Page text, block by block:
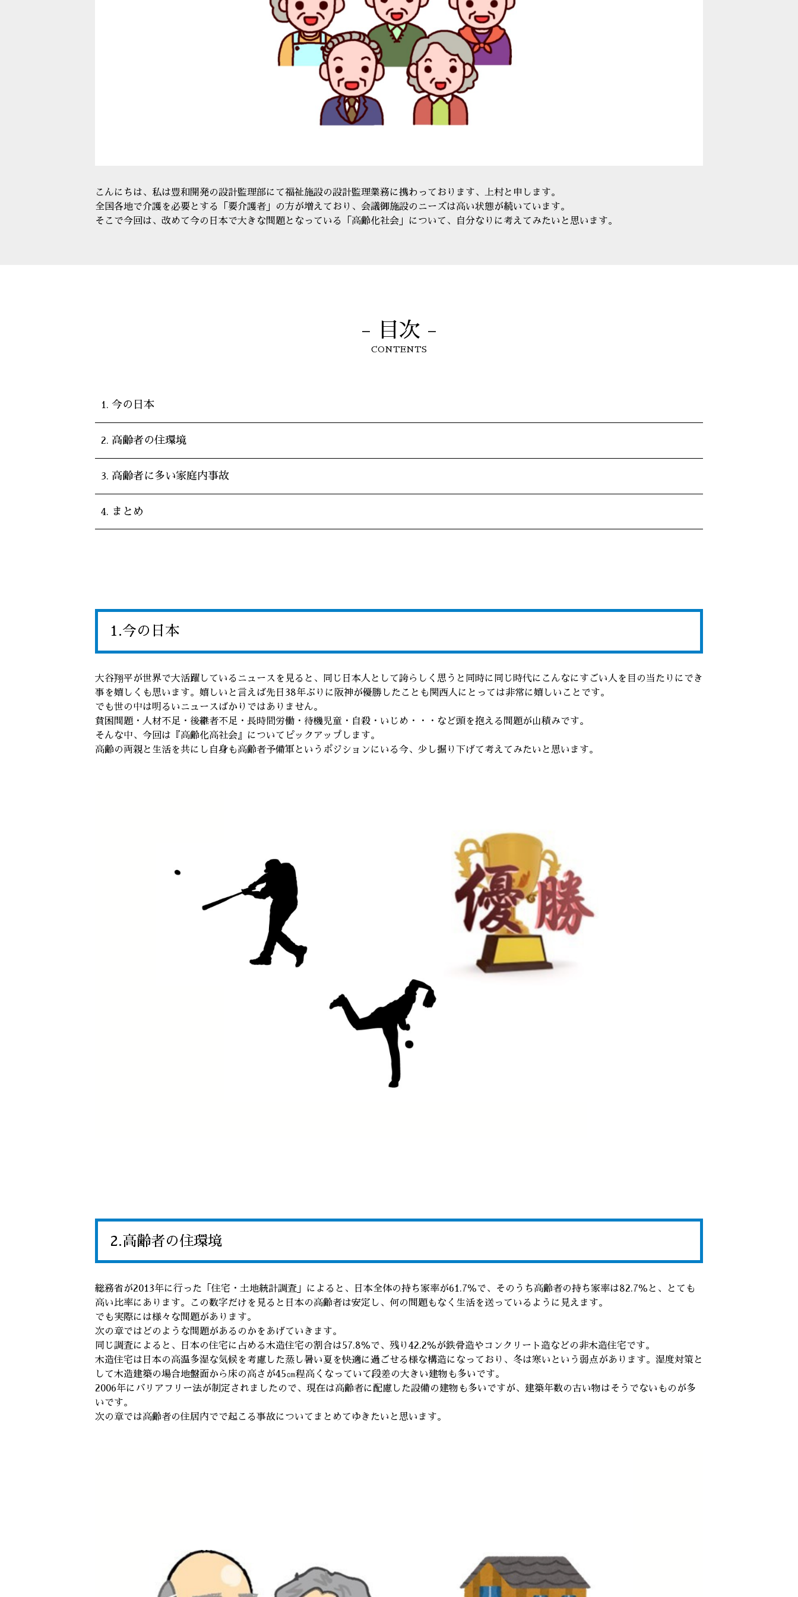
こんにちは、私は豊和開発の設計監理部にて福祉施設の設計監理業務に携わっております、上村と申します。
全国各地で介護を必要とする「要介護者」の方が増えており、会議御施設のニーズは高い状態が続いています。
そこで今回は、改めて今の日本で大きな問題となっている「高齢化社会」について、自分なりに考えてみたいと思います。
- 目次 -
CONTENTS
今の日本
高齢者の住環境
高齢者に多い家庭内事故
まとめ
1.今の日本
大谷翔平が世界で大活躍しているニュースを見ると、同じ日本人として誇らしく思うと同時に同じ時代にこんなにすごい人を目の当たりにでき
事を嬉しくも思います。嬉しいと言えば先日38年ぶりに阪神が優勝したことも関西人にとっては非常に嬉しいことです。
でも世の中は明るいニュースばかりではありません。
貧困問題・人材不足・後継者不足・長時間労働・待機児童・自殺・いじめ・・・など頭を抱える問題が山積みです。
そんな中、今回は『高齢化高社会』についてピックアップします。
高齢の両親と生活を共にし自身も高齢者予備軍というポジションにいる今、少し掘り下げて考えてみたいと思います。
2.高齢者の住環境
総務省が2013年に行った「住宅・土地統計調査」によると、日本全体の持ち家率が61.7％で、そのうち高齢者の持ち家率は82.7％と、とても
高い比率にあります。この数字だけを見ると日本の高齢者は安定し、何の問題もなく生活を送っているように見えます。
でも実際には様々な問題があります。
次の章ではどのような問題があるのかをあげていきます。
同じ調査によると、日本の住宅に占める木造住宅の割合は57.8％で、残り42.2％が鉄骨造やコンクリート造などの非木造住宅です。
木造住宅は日本の高温多湿な気候を考慮した蒸し暑い夏を快適に過ごせる様な構造になっており、冬は寒いという弱点があります。湿度対策と
して木造建築の場合地盤面から床の高さが45㎝程高くなっていて段差の大きい建物も多いです。
2006年にバリアフリー法が制定されましたので、現在は高齢者に配慮した設備の建物も多いですが、建築年数の古い物はそうでないものが多
いです。
次の章では高齢者の住居内でで起こる事故についてまとめてゆきたいと思います。